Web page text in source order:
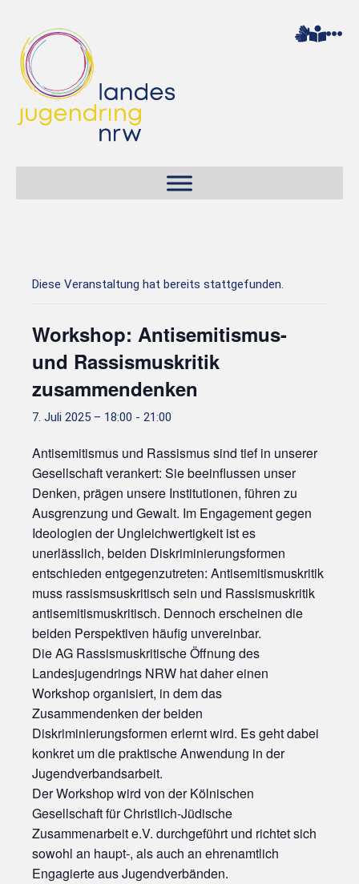
Diese Veranstaltung hat bereits stattgefunden.
Workshop: Antisemitismus-
und Rassismuskritik
zusammendenken
7. Juli 2025 – 18:00 - 21:00
Antisemitismus und Rassismus sind tief in unserer
Gesellschaft verankert: Sie beeinflussen unser
Denken, prägen unsere Institutionen, führen zu
Ausgrenzung und Gewalt. Im Engagement gegen
Ideologien der Ungleichwertigkeit ist es
unerlässlich, beiden Diskriminierungsformen
entschieden entgegenzutreten: Antisemitismuskritik
muss rassismsuskritisch sein und Rassismuskritik
antisemitismuskritisch. Dennoch erscheinen die
beiden Perspektiven häufig unvereinbar.
Die AG Rassismuskritische Öffnung des
Landesjugendrings NRW hat daher einen
Workshop organisiert, in dem das
Zusammendenken der beiden
Diskriminierungsformen erlernt wird. Es geht dabei
konkret um die praktische Anwendung in der
Jugendverbandsarbeit.
Der Workshop wird von der Kölnischen
Gesellschaft für Christlich-Jüdische
Zusammenarbeit e.V. durchgeführt und richtet sich
sowohl an haupt-, als auch an ehrenamtlich
Engagierte aus Jugendverbänden.